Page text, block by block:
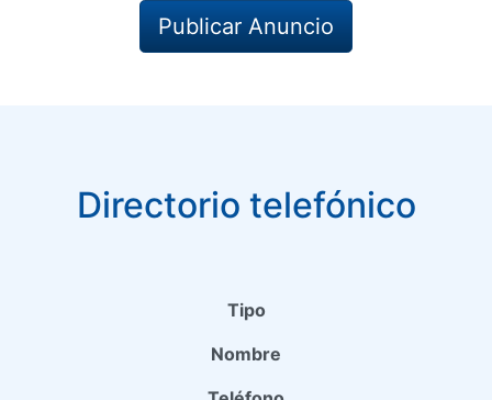
Publicar Anuncio
Directorio telefónico
Tipo
Nombre